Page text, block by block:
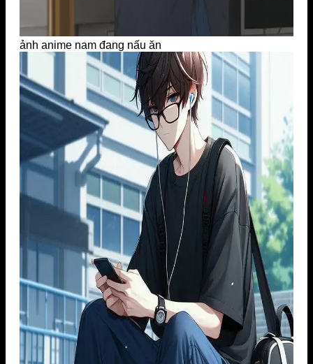
ảnh anime nam đang nấu ăn